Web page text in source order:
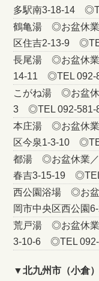
多駅南3-18-14
鶴亀湯 ◎お盆休
区住吉2-13-9
長尾湯 ◎お盆休
14-11 ◎TEL 092-
こがね湯 ◎お盆
3 ◎TEL 092-581-
本庄湯 ◎お盆休
区今泉1-3-10
都湯 ◎お盆休業
春吉3-15-19
西公園浴場 ◎お盆
岡市中央区西公園
荒戸湯 ◎お盆休業
3-10-6 ◎TEL 092-
▼北九州市（小倉）